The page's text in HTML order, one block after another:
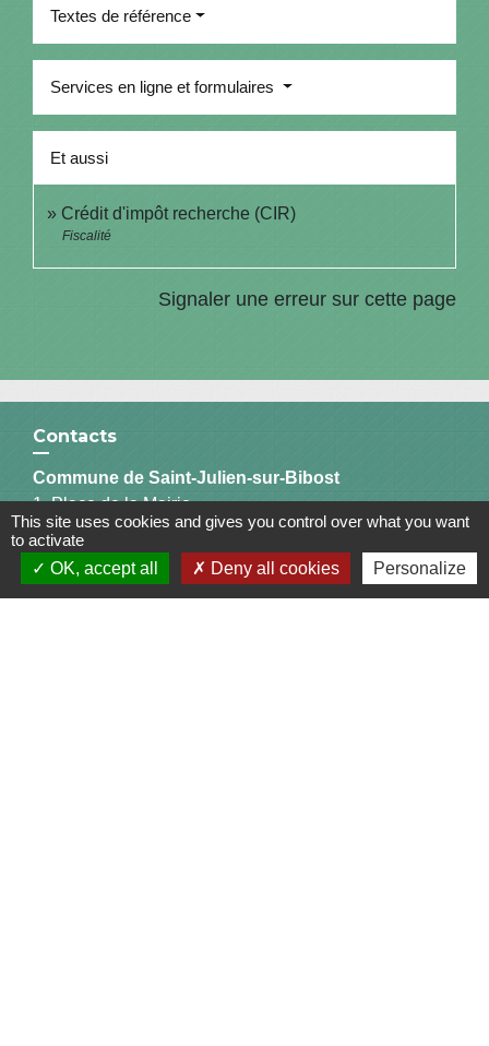
Textes de référence
Services en ligne et formulaires
Et aussi
Crédit d'impôt recherche (CIR)
Fiscalité
Signaler une erreur sur cette page
Contacts
Commune de Saint-Julien-sur-Bibost
1, Place de la Mairie
69690 Saint-Julien-sur-Bibost - FRANCE
+33 4 74 70 72 03
This site uses cookies and gives you control over what you want
to activate
OK, accept all
Deny all cookies Personalize